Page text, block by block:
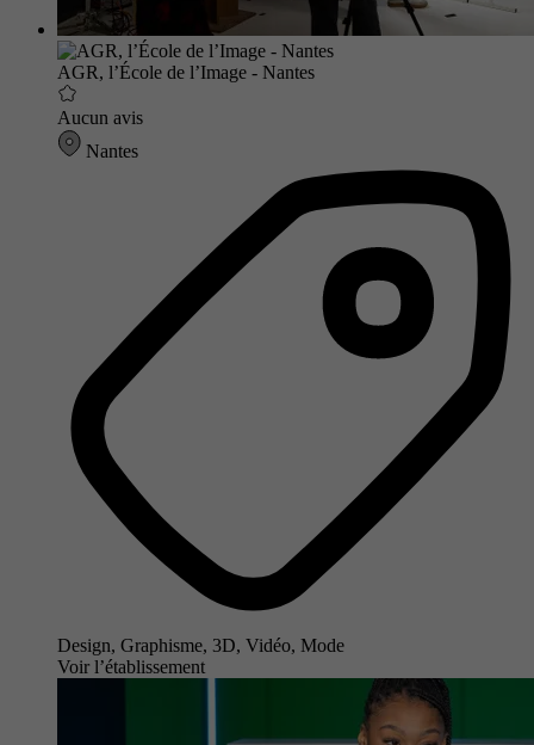
AGR, l’École de l’Image - Nantes
Aucun avis
Nantes
Design, Graphisme, 3D, Vidéo, Mode
Voir l’établissement